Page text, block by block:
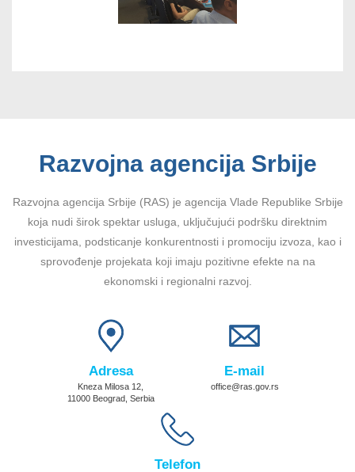
Razvojna agencija Srbije
Razvojna agencija Srbije (RAS) je agencija Vlade Republike Srbije
koja nudi širok spektar usluga, uključujući podršku direktnim
investicijama, podsticanje konkurentnosti i promociju izvoza, kao i
sprovođenje projekata koji imaju pozitivne efekte na na
ekonomski i regionalni razvoj.
Adresa
Kneza Milosa 12,
11000 Beograd, Serbia
E-mail
office@ras.gov.rs
Telefon